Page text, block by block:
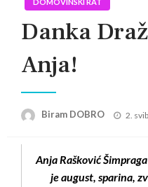
DOMOVINSKI RAT
Danka
Anja!
Biram DOBRO 2.
Anja Rašković
je august, sparina,